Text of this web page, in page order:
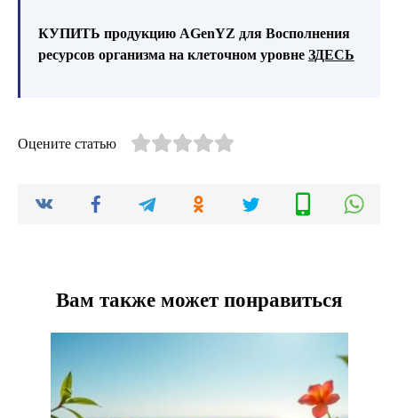
КУПИТЬ продукцию AGenYZ для Восполнения
ресурсов организма на клеточном уровне ЗДЕСЬ
Оцените статью
Вам также может понравиться